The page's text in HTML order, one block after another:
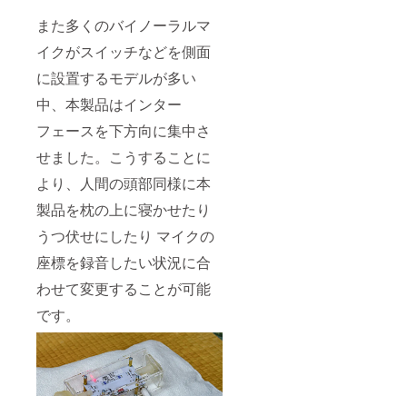
また多くのバイノーラルマ
イクがスイッチなどを側面
に設置するモデルが多い
中、本製品はインター
フェースを下方向に集中さ
せました。こうすることに
より、人間の頭部同様に本
製品を枕の上に寝かせたり
うつ伏せにしたり マイクの
座標を録音したい状況に合
わせて変更することが可能
です。